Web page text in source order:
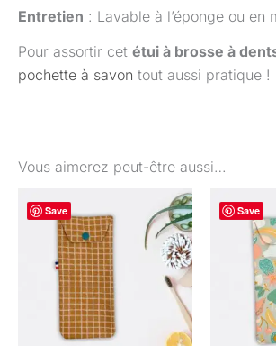
Entretien : Lavable à l’éponge ou en
Pour assortir cet étui à brosse à
pochette à savon tout aussi pratique !
Vous aimerez peut-être aussi…
Save Save